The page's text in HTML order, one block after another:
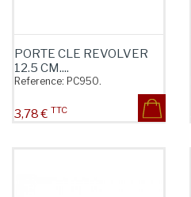
PORTE CLE REVOLVER
12.5 CM....
Reference: PC950.
Prix
3,78 € TTC